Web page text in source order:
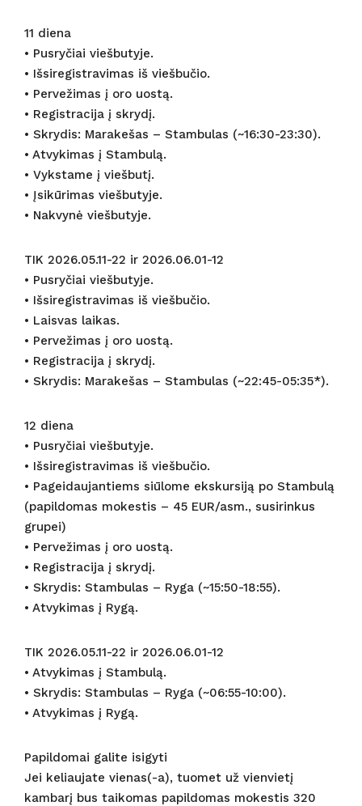
11 diena
• Pusryčiai viešbutyje.
• Išsiregistravimas iš viešbučio.
• Pervežimas į oro uostą.
• Registracija į skrydį.
• Skrydis: Marakešas – Stambulas (~16:30-23:30).
• Atvykimas į Stambulą.
• Vykstame į viešbutį.
• Įsikūrimas viešbutyje.
• Nakvynė viešbutyje.
TIK 2026.05.11-22 ir 2026.06.01-12
• Pusryčiai viešbutyje.
• Išsiregistravimas iš viešbučio.
• Laisvas laikas.
• Pervežimas į oro uostą.
• Registracija į skrydį.
• Skrydis: Marakešas – Stambulas (~22:45-05:35*).
12 diena
• Pusryčiai viešbutyje.
• Išsiregistravimas iš viešbučio.
• Pageidaujantiems siūlome ekskursiją po Stambulą
(papildomas mokestis – 45 EUR/asm., susirinkus
grupei)
• Pervežimas į oro uostą.
• Registracija į skrydį.
• Skrydis: Stambulas – Ryga (~15:50-18:55).
• Atvykimas į Rygą.
TIK 2026.05.11-22 ir 2026.06.01-12
• Atvykimas į Stambulą.
• Skrydis: Stambulas – Ryga (~06:55-10:00).
• Atvykimas į Rygą.
Papildomai galite isigyti
Jei keliaujate vienas(-a), tuomet už vienvietį
kambarį bus taikomas papildomas mokestis 320